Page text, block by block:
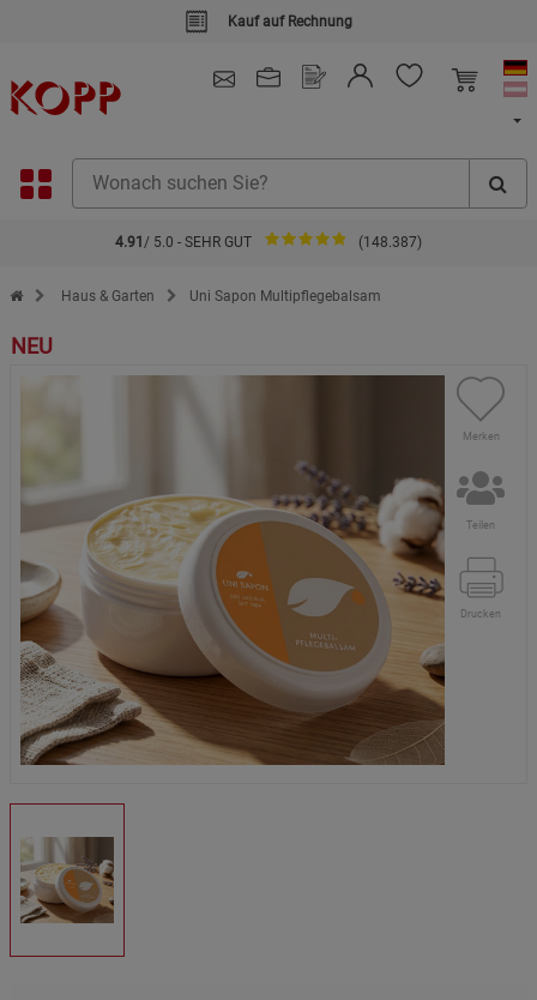
Kauf auf Rechnung
4.91 / 5.0 - SEHR GUT (148.387)
Zur Startseite des Kopp Verlag Online-Shop
Haus & Garten Uni Sapon Multipflegebalsam
NEU
Merken
Teilen
Drucken